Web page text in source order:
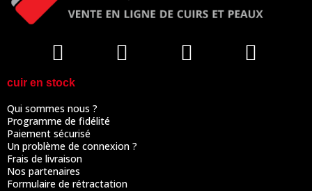
cuir en stock
Qui sommes nous ?
Programme de fidélité
Paiement sécurisé
Un problème de connexion ?
Frais de livraison
Nos partenaires
Formulaire de rétractation